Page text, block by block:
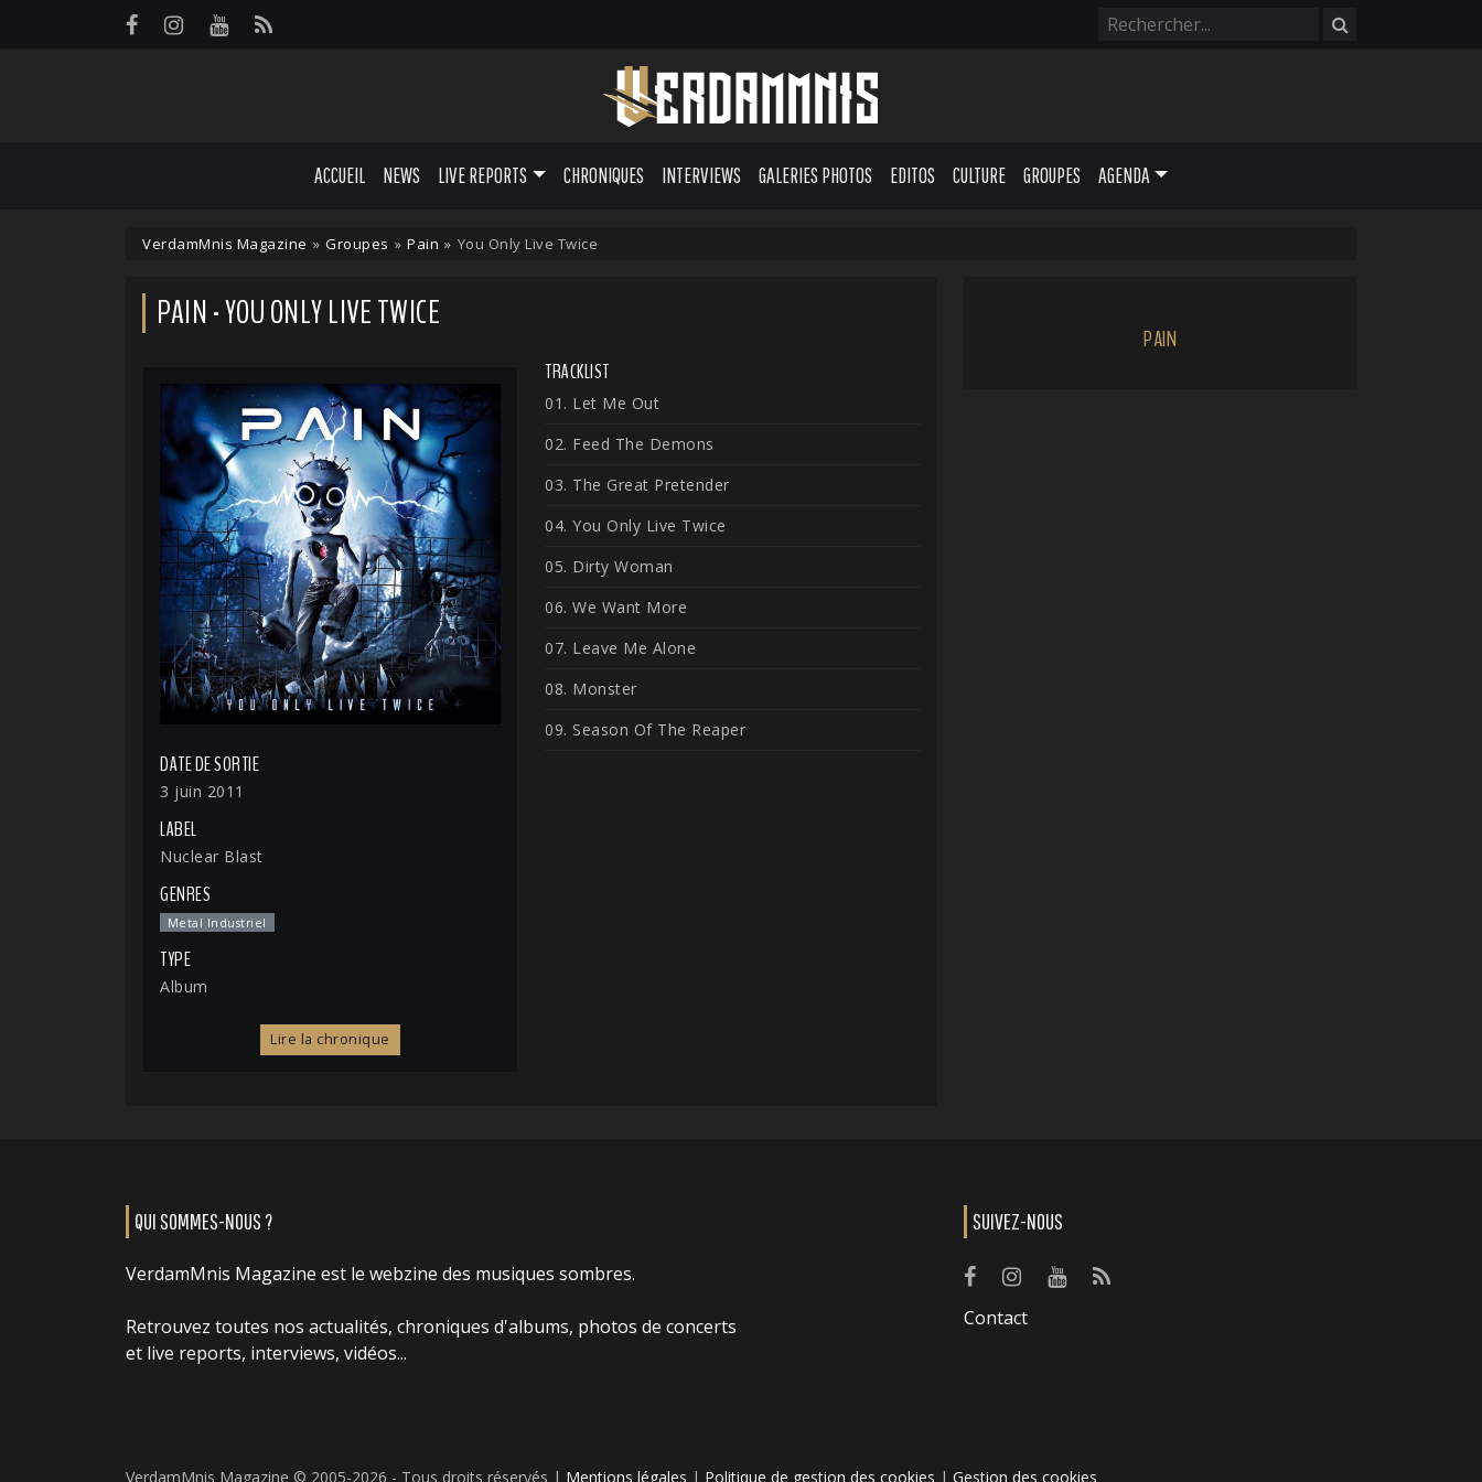
ACCUEIL NEWS LIVE REPORTS CHRONIQUES INTERVIEWS GALERIES PHOTOS EDITOS CULTURE GROUPES AGENDA
VerdamMnis Magazine » Groupes » Pain » You Only Live Twice
PAIN - YOU ONLY LIVE TWICE
DATE DE SORTIE
3 juin 2011
LABEL
Nuclear Blast
GENRES
Metal Industriel
TYPE
Album
Lire la chronique
TRACKLIST
01. Let Me Out
02. Feed The Demons
03. The Great Pretender
04. You Only Live Twice
05. Dirty Woman
06. We Want More
07. Leave Me Alone
08. Monster
09. Season Of The Reaper
PAIN
QUI SOMMES-NOUS ?
VerdamMnis Magazine est le webzine des musiques sombres.
Retrouvez toutes nos actualités, chroniques d'albums, photos de concerts
et live reports, interviews, vidéos...
SUIVEZ-NOUS
Contact
VerdamMnis Magazine © 2005-2026 - Tous droits réservés | Mentions légales | Politique de gestion des cookies | Gestion des cookies
Panneau de gestion des cookies